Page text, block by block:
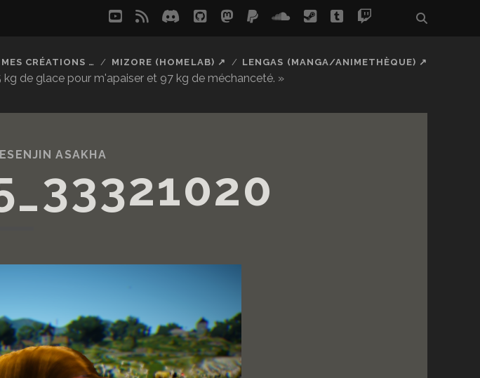
youtube
rss discord
githubmastodon
paypalsoundcloud
steamtumblrtwitch
de glace pour m'apaiser et 97 kg de méchanceté. »
MES CRÉATIONS … MIZORE (HOMELAB) ↗ LENGAS (MANGA/ANIMETHÈQUE) ↗
ESENJIN ASAKHA